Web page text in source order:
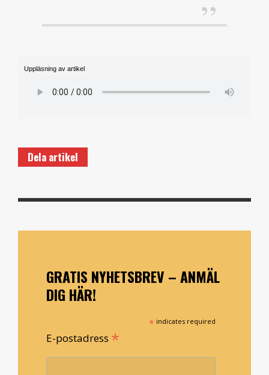
Uppläsning av artikel
Dela artikel
GRATIS NYHETSBREV – ANMÄL
DIG HÄR!
* indicates required
E-postadress *